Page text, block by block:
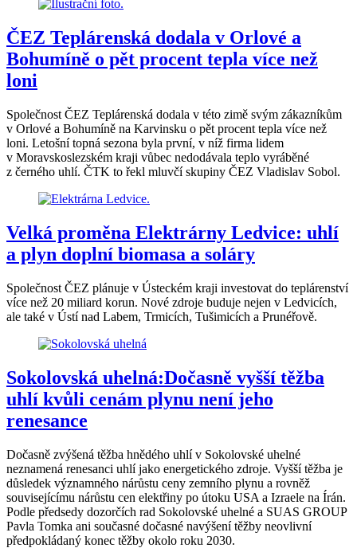
ČEZ Teplárenská dodala v Orlové a
Bohumíně o pět procent tepla více než
loni
Společnost ČEZ Teplárenská dodala v této zimě svým zákazníkům
v Orlové a Bohumíně na Karvinsku o pět procent tepla více než
loni. Letošní topná sezona byla první, v níž firma lidem
v Moravskoslezském kraji vůbec nedodávala teplo vyráběné
z černého uhlí. ČTK to řekl mluvčí skupiny ČEZ Vladislav Sobol.
Velká proměna Elektrárny Ledvice: uhlí
a plyn doplní biomasa a soláry
Společnost ČEZ plánuje v Ústeckém kraji investovat do teplárenství
více než 20 miliard korun. Nové zdroje buduje nejen v Ledvicích,
ale také v Ústí nad Labem, Trmicích, Tušimicích a Prunéřově.
Sokolovská uhelná:Dočasně vyšší těžba
uhlí kvůli cenám plynu není jeho
renesance
Dočasně zvýšená těžba hnědého uhlí v Sokolovské uhelné
neznamená renesanci uhlí jako energetického zdroje. Vyšší těžba je
důsledek významného nárůstu ceny zemního plynu a rovněž
souvisejícímu nárůstu cen elektřiny po útoku USA a Izraele na Írán.
Podle předsedy dozorčích rad Sokolovské uhelné a SUAS GROUP
Pavla Tomka ani současné dočasné navýšení těžby neovlivní
předpokládaný konec těžby okolo roku 2030.